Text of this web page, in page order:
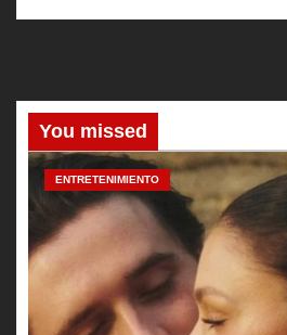
You missed
ENTRETENIMIENTO